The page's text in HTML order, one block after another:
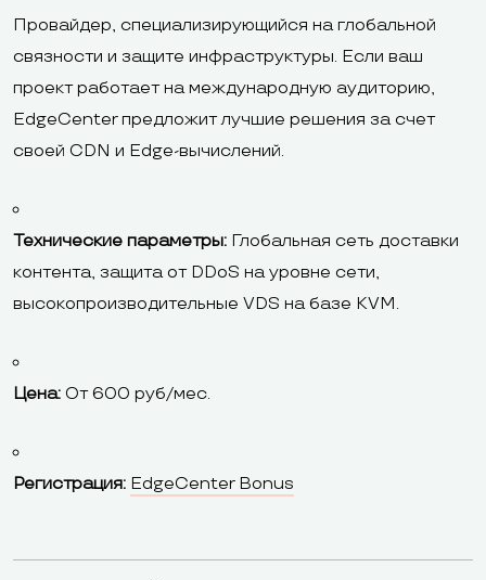
Провайдер, специализирующийся на глобальной
связности и защите инфраструктуры. Если ваш
проект работает на международную аудиторию,
EdgeCenter предложит лучшие решения за счет
своей CDN и Edge-вычислений.
Технические параметры: Глобальная сеть доставки
контента, защита от DDoS на уровне сети,
высокопроизводительные VDS на базе KVM.
Цена: От 600 руб/мес.
Регистрация: EdgeCenter Bonus